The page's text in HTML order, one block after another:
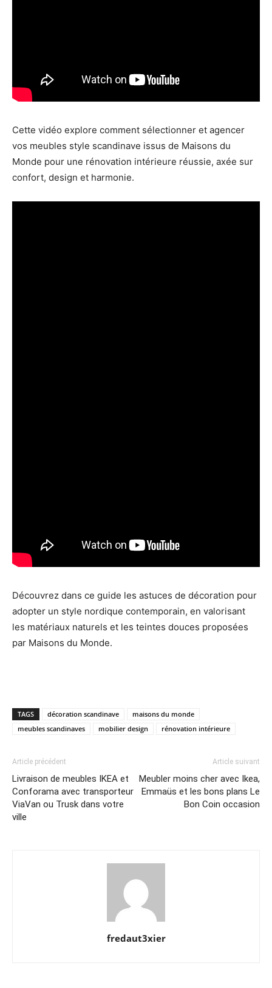
Cette vidéo explore comment sélectionner et agencer
vos meubles style scandinave issus de Maisons du
Monde pour une rénovation intérieure réussie, axée sur
confort, design et harmonie.
Découvrez dans ce guide les astuces de décoration pour
adopter un style nordique contemporain, en valorisant
les matériaux naturels et les teintes douces proposées
par Maisons du Monde.
TAGS décoration scandinave
maisons du monde
meubles scandinaves
mobilier design rénovation intérieure
Article précédent
Livraison de meubles IKEA et
Conforama avec transporteur
ViaVan ou Trusk dans votre
ville
Article suivant
Meubler moins cher avec Ikea,
Emmaüs et les bons plans Le
Bon Coin occasion
fredaut3xier